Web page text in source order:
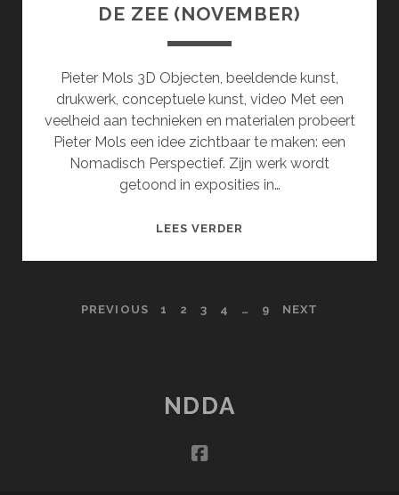
DE ZEE (NOVEMBER)
Pieter Mols 3D Objecten, beeldende kunst,
drukwerk, conceptuele kunst, video Met een
veelheid aan technieken en materialen probeert
Pieter Mols een idee zichtbaar te maken: een
Nomadisch Perspectief. Zijn werk wordt
getoond in exposities in…
LEES VERDER
VAN
POSTS
PREVIOUS 1 2 3 4 … 9 NEXT
NDDA
facebook